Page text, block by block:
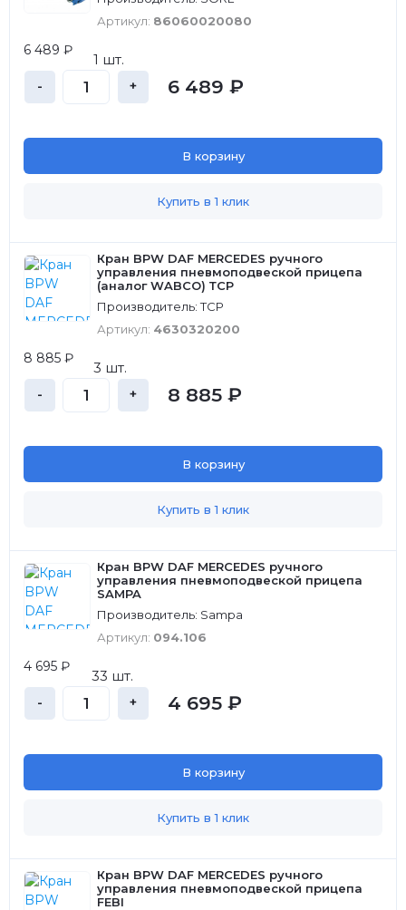
Артикул: 86060020080
6 489 ₽
1 шт.
- + 6 489 ₽
В корзину
Купить в 1 клик
Кран BPW DAF MERCEDES ручного
управления пневмоподвеской прицепа
(аналог WABCO) ТСР
Производитель: ТСР
Артикул: 4630320200
8 885 ₽
3 шт.
- + 8 885 ₽
В корзину
Купить в 1 клик
Кран BPW DAF MERCEDES ручного
управления пневмоподвеской прицепа
SAMPA
Производитель: Sampa
Артикул: 094.106
4 695 ₽
33 шт.
- + 4 695 ₽
В корзину
Купить в 1 клик
Кран BPW DAF MERCEDES ручного
управления пневмоподвеской прицепа
FEBI